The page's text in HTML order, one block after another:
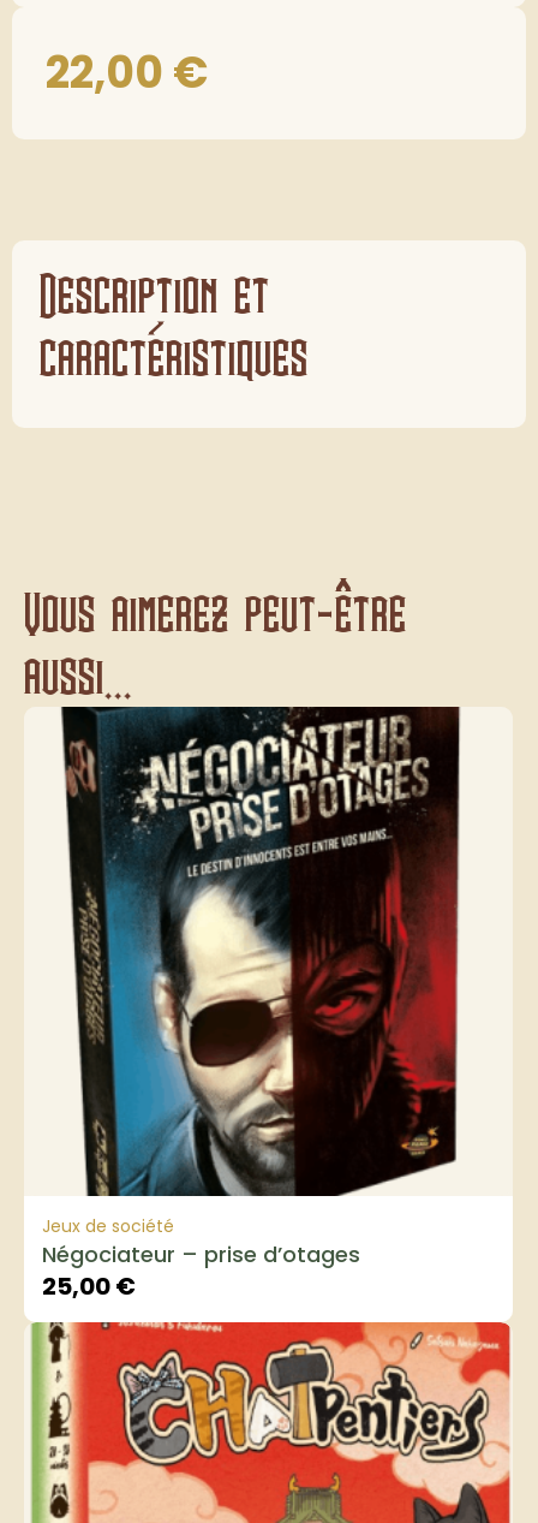
22,00€
Description et
caractéristiques
Vous aimerez peut-être
aussi...
Jeux de société
Négociateur – prise d’otages
25,00€